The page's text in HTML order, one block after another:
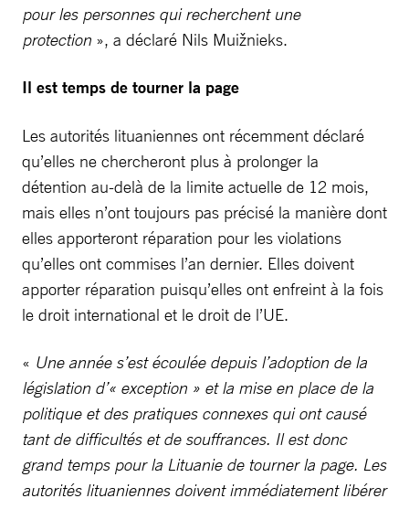
pour les personnes qui recherchent une
protection », a déclaré Nils Muižnieks.
Il est temps de tourner la page
Les autorités lituaniennes ont récemment déclaré
qu’elles ne chercheront plus à prolonger la
détention au-delà de la limite actuelle de 12 mois,
mais elles n’ont toujours pas précisé la manière dont
elles apporteront réparation pour les violations
qu’elles ont commises l’an dernier. Elles doivent
apporter réparation puisqu’elles ont enfreint à la fois
le droit international et le droit de l’UE.
« Une année s’est écoulée depuis l’adoption de la
législation d’« exception » et la mise en place de la
politique et des pratiques connexes qui ont causé
tant de difficultés et de souffrances. Il est donc
grand temps pour la Lituanie de tourner la page. Les
autorités lituaniennes doivent immédiatement libérer